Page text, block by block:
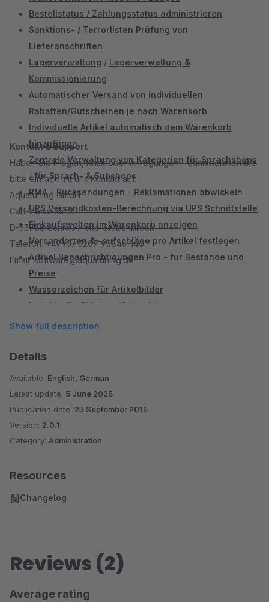
Bestellstatus / Zahlungsstatus administrieren
Sanktions- / Terrorlisten Prüfung von
Lieferanschriften
Lagerverwaltung / Lagerverwaltung &
Kommissionierung
Automatischer Versand von individuellen
Rabatten/Gutscheinen je nach Warenkorb
Individuelle Artikel automatisch dem Warenkorb
hinzufügen
Zentrale Verwaltung von Kategorien für Sprachshops
/für Sprach- & Subshops
RMA - Rücksendungen - Reklamationen abwickeln
UPS Versandkosten-Berechnung via UPS Schnittstelle
Einkaufswelten im Warenkorb anzeigen
Versandarten & -aufschläge pro Artikel festlegen
Artikel Benachrichtigungen Pro - für Bestände und
Preise
Wasserzeichen für Artikelbilder
Individuelle Sidebar / Seitenleiste
Mention XML Schnittstelle
Kontakt & Support
Haben Sie Fragen, Kritik oder Anregungen - dann nehmen Sie
bitte einfach mit uns Kontakt auf.
Aquatuning GmbH
Carl-Zeiss-Str. 2
D-33758 Schloß Holte-Stukenbrock
Telefon: +49 (0) 5207 95846-140
Email: software@aquatuning.de
Show full description
Details
Available: English, German
Latest update: 5 June 2025
Publication date: 23 September 2015
Version: 2.0.1
Category: Administration
Resources
Changelog
Reviews (2)
Average rating